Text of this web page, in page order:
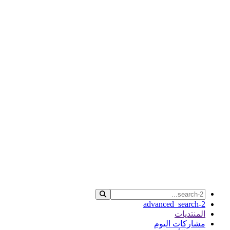
advanced_search-2
المنتديات
مشاركات اليوم